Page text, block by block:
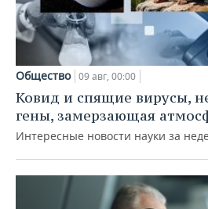
Общество 09 авг, 00:00
Ковид и спящие вирусы,
гены, замерзающая
Интересные новости науки за